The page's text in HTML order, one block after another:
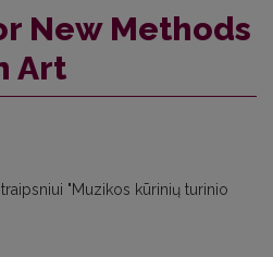
New Methods
Art
"Muzikos kūrinių turinio